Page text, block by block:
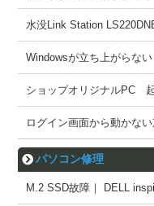
水没Link Station
Windowsが立ち上がらな
ショップオリジナルPC
ログイン画面から動かな
パソコン修理
M.2 SSD故障｜ DELL